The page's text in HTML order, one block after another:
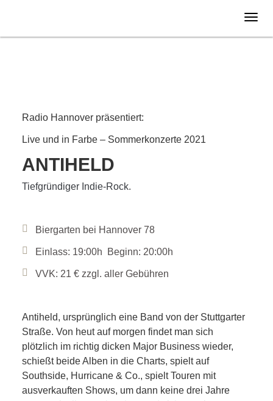
31.07.
Radio Hannover präsentiert:
Live und in Farbe – Sommerkonzerte 2021
ANTIHELD
Tiefgründiger Indie-Rock.
Biergarten bei Hannover 78
Einlass: 19:00h Beginn: 20:00h
VVK: 21 € zzgl. aller Gebühren
Antiheld, ursprünglich eine Band von der Stuttgarter
Straße. Von heut auf morgen findet man sich
plötzlich im richtig dicken Major Business wieder,
schießt beide Alben in die Charts, spielt auf
Southside, Hurricane & Co., spielt Touren mit
ausverkauften Shows, um dann keine drei Jahre